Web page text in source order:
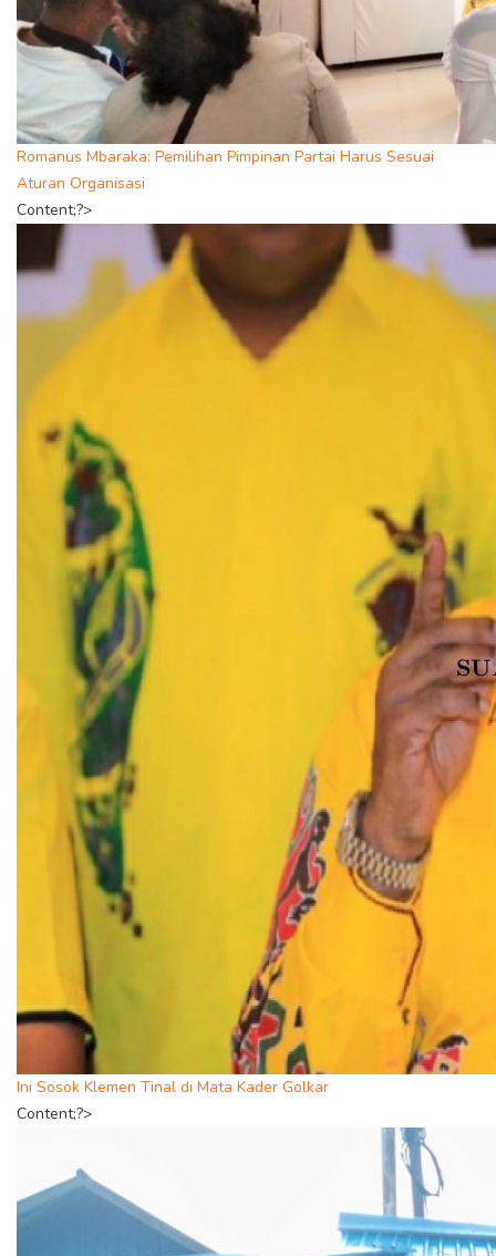
Romanus Mbaraka: Pemilihan Pimpinan Partai Harus Sesuai
Aturan Organisasi
Content;?>
Ini Sosok Klemen Tinal di Mata Kader Golkar
Content;?>